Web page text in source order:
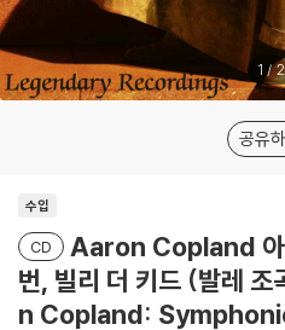
1 /2
공유
수입
CD
Aaron Copland 아
번, 빌리 더 키드 (발레
n Copland: